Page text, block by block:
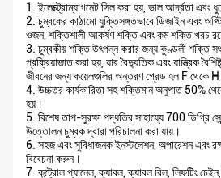
1. ইলেক্ট্রোম্যাগনেট সিল করা হয়, ভাল আর্দ্রতা এবং
2. চুম্বকের কাঠামো যুক্তিসঙ্গতভাবে ডিজাইন এবং
ওজন, শক্তিশালী আকর্ষণ শক্তি এবং কম শক্তি খরচ
3. চুম্বকীয় শক্তি উৎপন্ন করার জন্য কুণ্ডলী শক্তি
প্রক্রিয়াজাত করা হয়, যার বৈদ্যুতিক এবং যান্ত্রিক
জীবনের জন্য কয়েলগুলির অন্তরণ গ্রেড হল F থেকে
4. উচ্চতর কার্যকারিতা সহ শক্তিমান অনুপাত 50%
হয়।
5. বিশেষ তাপ-সুরক্ষা পদ্ধতির সাহায্যে 700 ডিগ্রি
উত্তোলন চুম্বক দ্বারা পরিচালনা করা যায়।
6. সহজ এবং সুবিধাজনক ইনস্টলেশন, অপারেশন এবং
বিবেচনা করুন।
7. কন্ট্রোল প্যানেল, ক্যাবল, ক্যাবল রিল, লিফটিং চেইন,